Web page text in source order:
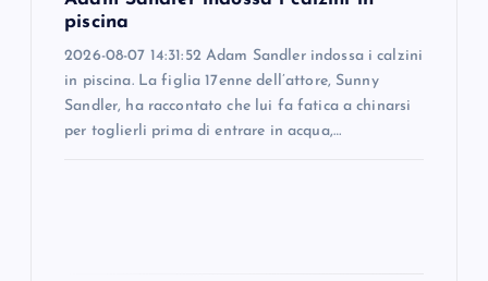
piscina
2026-08-07 14:31:52 Adam Sandler indossa i calzini
in piscina. La figlia 17enne dell’attore, Sunny
Sandler, ha raccontato che lui fa fatica a chinarsi
per toglierli prima di entrare in acqua,…